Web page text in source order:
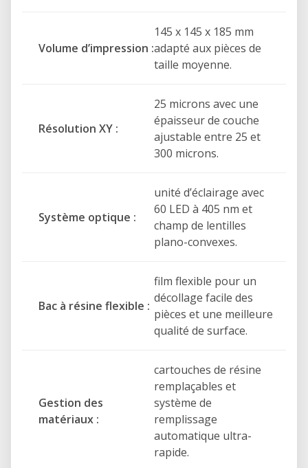
Volume d’impression :
145 x 145 x 185 mm
adapté aux pièces de
taille moyenne.
Résolution XY :
25 microns avec une
épaisseur de couche
ajustable entre 25 et
300 microns.
Système optique :
unité d’éclairage avec
60 LED à 405 nm et
champ de lentilles
plano-convexes.
Bac à résine flexible :
film flexible pour un
décollage facile des
pièces et une meilleure
qualité de surface.
Gestion des
matériaux :
cartouches de résine
remplaçables et
système de
remplissage
automatique ultra-
rapide.